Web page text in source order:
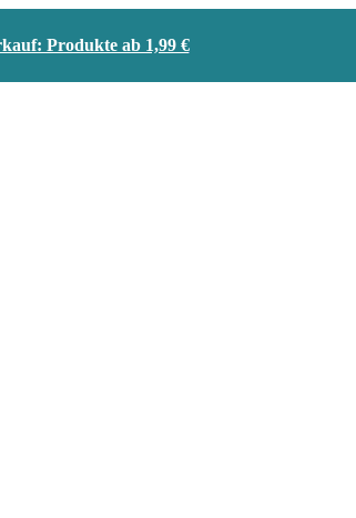
Produkte ab 1,99 €